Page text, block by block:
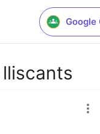
Google
lliscants